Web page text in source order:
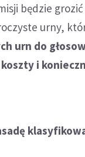
będzie
urny,
urn do
i